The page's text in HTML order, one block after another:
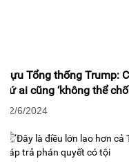
Cựu Tổng thống Trump:
cứ ai cũng ‘không thể
02/6/2024